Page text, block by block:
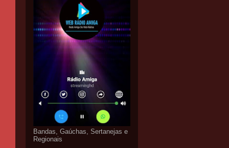
Bandas, Gaúchas, Sertanejas e
Regionais